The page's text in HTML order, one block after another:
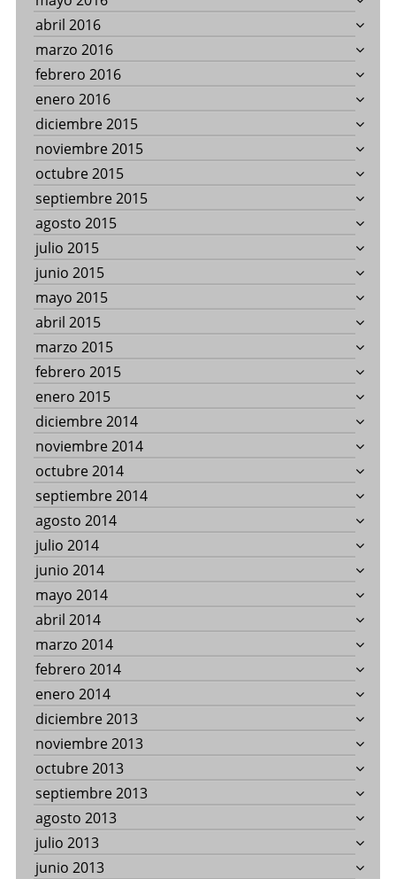
abril 2016
marzo 2016
febrero 2016
enero 2016
diciembre 2015
noviembre 2015
octubre 2015
septiembre 2015
agosto 2015
julio 2015
junio 2015
mayo 2015
abril 2015
marzo 2015
febrero 2015
enero 2015
diciembre 2014
noviembre 2014
octubre 2014
septiembre 2014
agosto 2014
julio 2014
junio 2014
mayo 2014
abril 2014
marzo 2014
febrero 2014
enero 2014
diciembre 2013
noviembre 2013
octubre 2013
septiembre 2013
agosto 2013
julio 2013
junio 2013